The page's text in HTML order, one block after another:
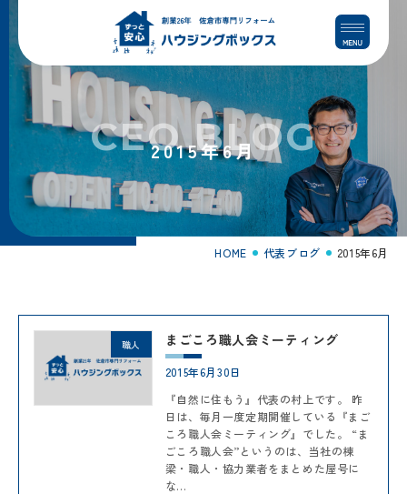
コ
テ
ン
ス
ナ
ゲ
ー
ン
2015年6月
CEO BLOG
HOME 代表ブログ 2015年6月
職人 まごころ職人会ミーティング
2015年6月30日
『自然に住もう』代表の村上です。 昨
日は、毎月一度定期開催している『まご
ころ職人会ミーティング』でした。 “ま
ごころ職人会”というのは、当社の棟
梁・職人・協力業者をまとめた屋号に
な...